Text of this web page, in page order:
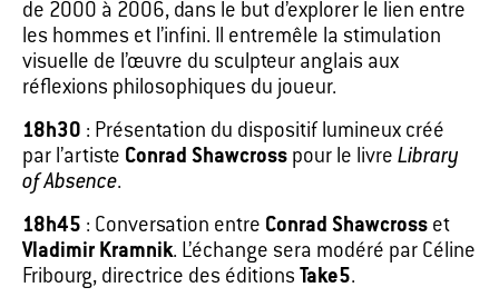
de 2000 à 2006, dans le but d’explorer le lien entre
les hommes et l’infini. Il entremêle la stimulation
visuelle de l’œuvre du sculpteur anglais aux
réflexions philosophiques du joueur.
18h30 : Présentation du dispositif lumineux créé
par l’artiste Conrad Shawcross pour le livre Library
of Absence.
18h45 : Conversation entre Conrad Shawcross et
Vladimir Kramnik. L’échange sera modéré par Céline
Fribourg, directrice des éditions Take5.